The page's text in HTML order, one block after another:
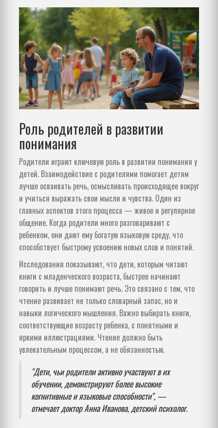
Роль родителей в развитии
понимания
Родители играют ключевую роль в развитии понимания у
детей. Взаимодействие с родителями помогает детям
лучше осваивать речь, осмысливать происходящее вокруг
и учиться выражать свои мысли и чувства. Один из
главных аспектов этого процесса — живое и регулярное
общение. Когда родители много разговаривают с
ребенком, они дают ему богатую языковую среду, что
способствует быстрому усвоению новых слов и понятий.
Исследования показывают, что дети, которым читают
книги с младенческого возраста, быстрее начинают
говорить и лучше понимают речь. Это связано с тем, что
чтение развивает не только словарный запас, но и
навыки логического мышления. Важно выбирать книги,
соответствующие возрасту ребенка, с понятными и
яркими иллюстрациями. Чтение должно быть
увлекательным процессом, а не обязанностью.
"Дети, чьи родители активно участвуют в их
обучении, демонстрируют более высокие
когнитивные и языковые способности", —
отмечает доктор Анна Иванова, детский психолог.